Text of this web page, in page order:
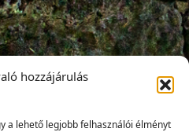
hozzájárulás
a lehető legjobb felhasználói élményt